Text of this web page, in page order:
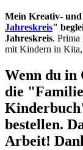
Mein Kreativ-
Jahreskreis"
Jahreskreis. Prima
mit Kindern in
Wenn du in
die
bestellen.
Arbeit!